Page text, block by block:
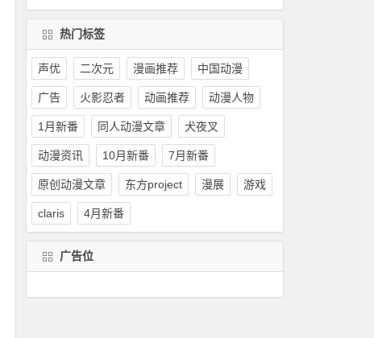
热门标签
声优 二次元 漫画推荐 中国动漫
广告 火影忍者 动画推荐 动漫人物
1月新番 同人动漫文章 犬夜叉
动漫资讯 10月新番 7月新番
原创动漫文章 东方project 漫展 游戏
claris 4月新番
广告位